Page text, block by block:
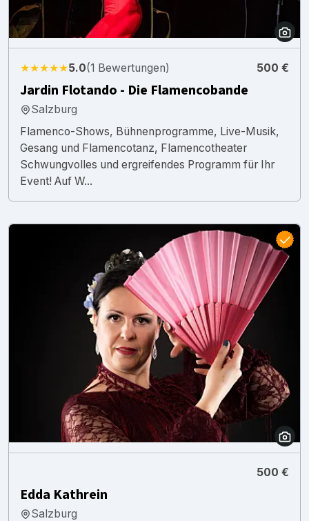
★★★★★5.0(1 Bewertungen) 500 €
Jardin Flotando - Die Flamencobande
Salzburg
Flamenco-Shows, Bühnenprogramme, Live-Musik,
Gesang und Flamencotanz, Flamencotheater
Schwungvolles und ergreifendes Programm für Ihr
Event! Auf W...
500 €
Edda Kathrein
Salzburg